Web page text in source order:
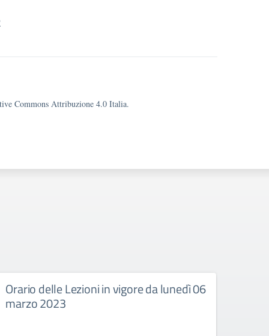
Commons Attribuzione 4.0 Italia.
Orario delle Lezioni in vigore da lunedì 06
marzo 2023